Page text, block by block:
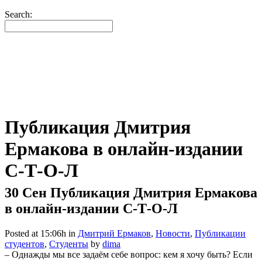
Search:
Публикация Дмитрия
Ермакова в онлайн-издании
С-Т-О-Л
30 Сен Публикация Дмитрия Ермакова
в онлайн-издании С-Т-О-Л
Posted at 15:06h in Дмитрий Ермаков, Новости, Публикации
студентов, Студенты by dima
– Однажды мы все задаём себе вопрос: кем я хочу быть? Если